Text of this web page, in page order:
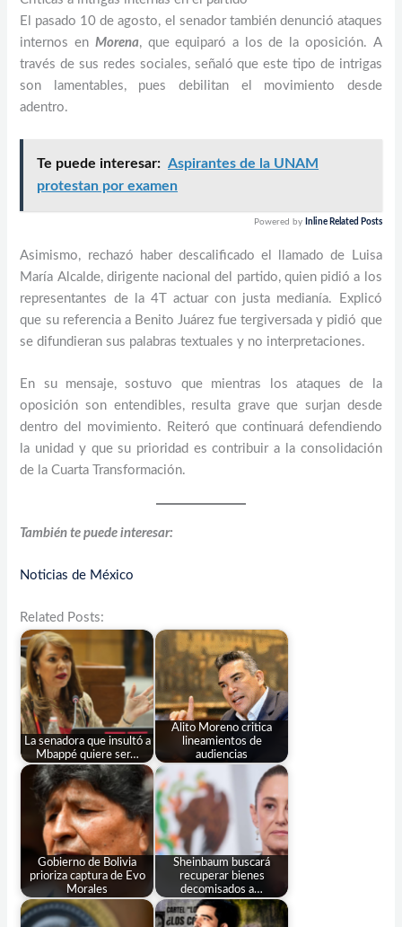
El pasado 10 de agosto, el senador también denunció ataques
internos en Morena, que equiparó a los de la oposición. A
través de sus redes sociales, señaló que este tipo de intrigas
son lamentables, pues debilitan el movimiento desde
adentro.
Te puede interesar: Aspirantes de la UNAM
protestan por examen
Powered by Inline Related Posts
Asimismo, rechazó haber descalificado el llamado de Luisa
María Alcalde, dirigente nacional del partido, quien pidió a los
representantes de la 4T actuar con justa medianía. Explicó
que su referencia a Benito Juárez fue tergiversada y pidió que
se difundieran sus palabras textuales y no interpretaciones.
En su mensaje, sostuvo que mientras los ataques de la
oposición son entendibles, resulta grave que surjan desde
dentro del movimiento. Reiteró que continuará defendiendo
la unidad y que su prioridad es contribuir a la consolidación
de la Cuarta Transformación.
También te puede interesar:
Noticias de México
Related Posts:
La senadora que insultó a
Mbappé quiere ser…
Alito Moreno critica
lineamientos de
audiencias
Gobierno de Bolivia
prioriza captura de Evo
Morales
Sheinbaum buscará
recuperar bienes
decomisados a…